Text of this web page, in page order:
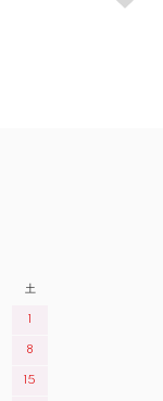
土
1
8
15